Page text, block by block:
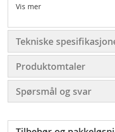
FIATDUCATO 3 ('06-'21) MED
Innhold:
Avansert Alpine APF-
analaoge utganger for
passer dirrekte i en
Solid radioramme
en HALO (skrues fast
Direktekamera
Vis mer
Tekniske
Produktomtaler
Spørsmål og svar